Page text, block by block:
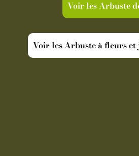
Voir les Arbuste
Voir les Arbuste à fleurs